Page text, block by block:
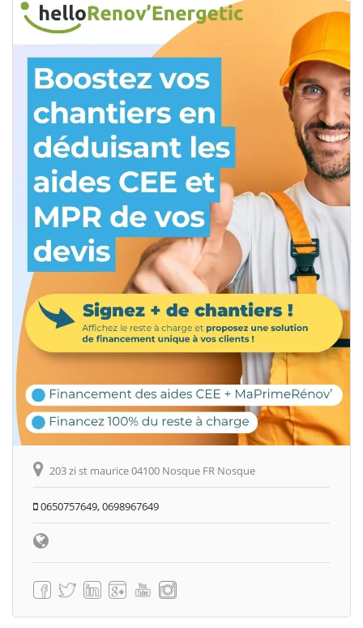
203 zi st maurice 04100 Nosque FR Nosque
0650757649, 0698967649